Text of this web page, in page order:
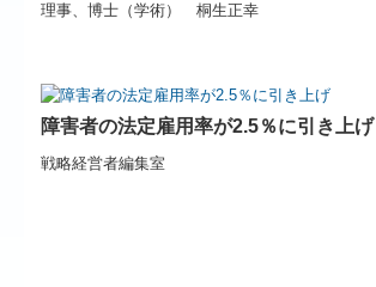
理事、博士（学術） 桐生正幸
障害者の法定雇用率が2.5％に引き上げ
戦略経営者編集室